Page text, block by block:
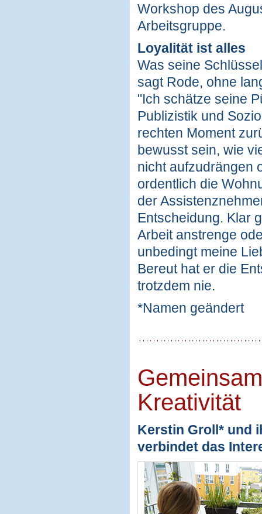
Workshop des
Arbeitsgruppe.
Loyalität ist alles
Was seine
sagt Rode, ohne
"Ich schätze seine
Publizistik und
rechten Moment
bewusst sein, wie
nicht aufzudrängen
ordentlich die
der
Entscheidung. Klar
Arbeit anstrenge
unbedingt meine
Bereut hat er die
trotzdem nie.
*Namen geändert
Kreativität
Kerstin Groll* und
verbindet das